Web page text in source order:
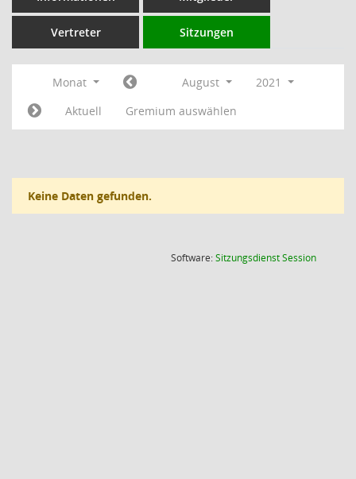
Vertreter Sitzungen
Monat August
2021
Aktuell
Gremium auswählen
Keine Daten gefunden.
Software:SitzungsdienstSession(Wird in